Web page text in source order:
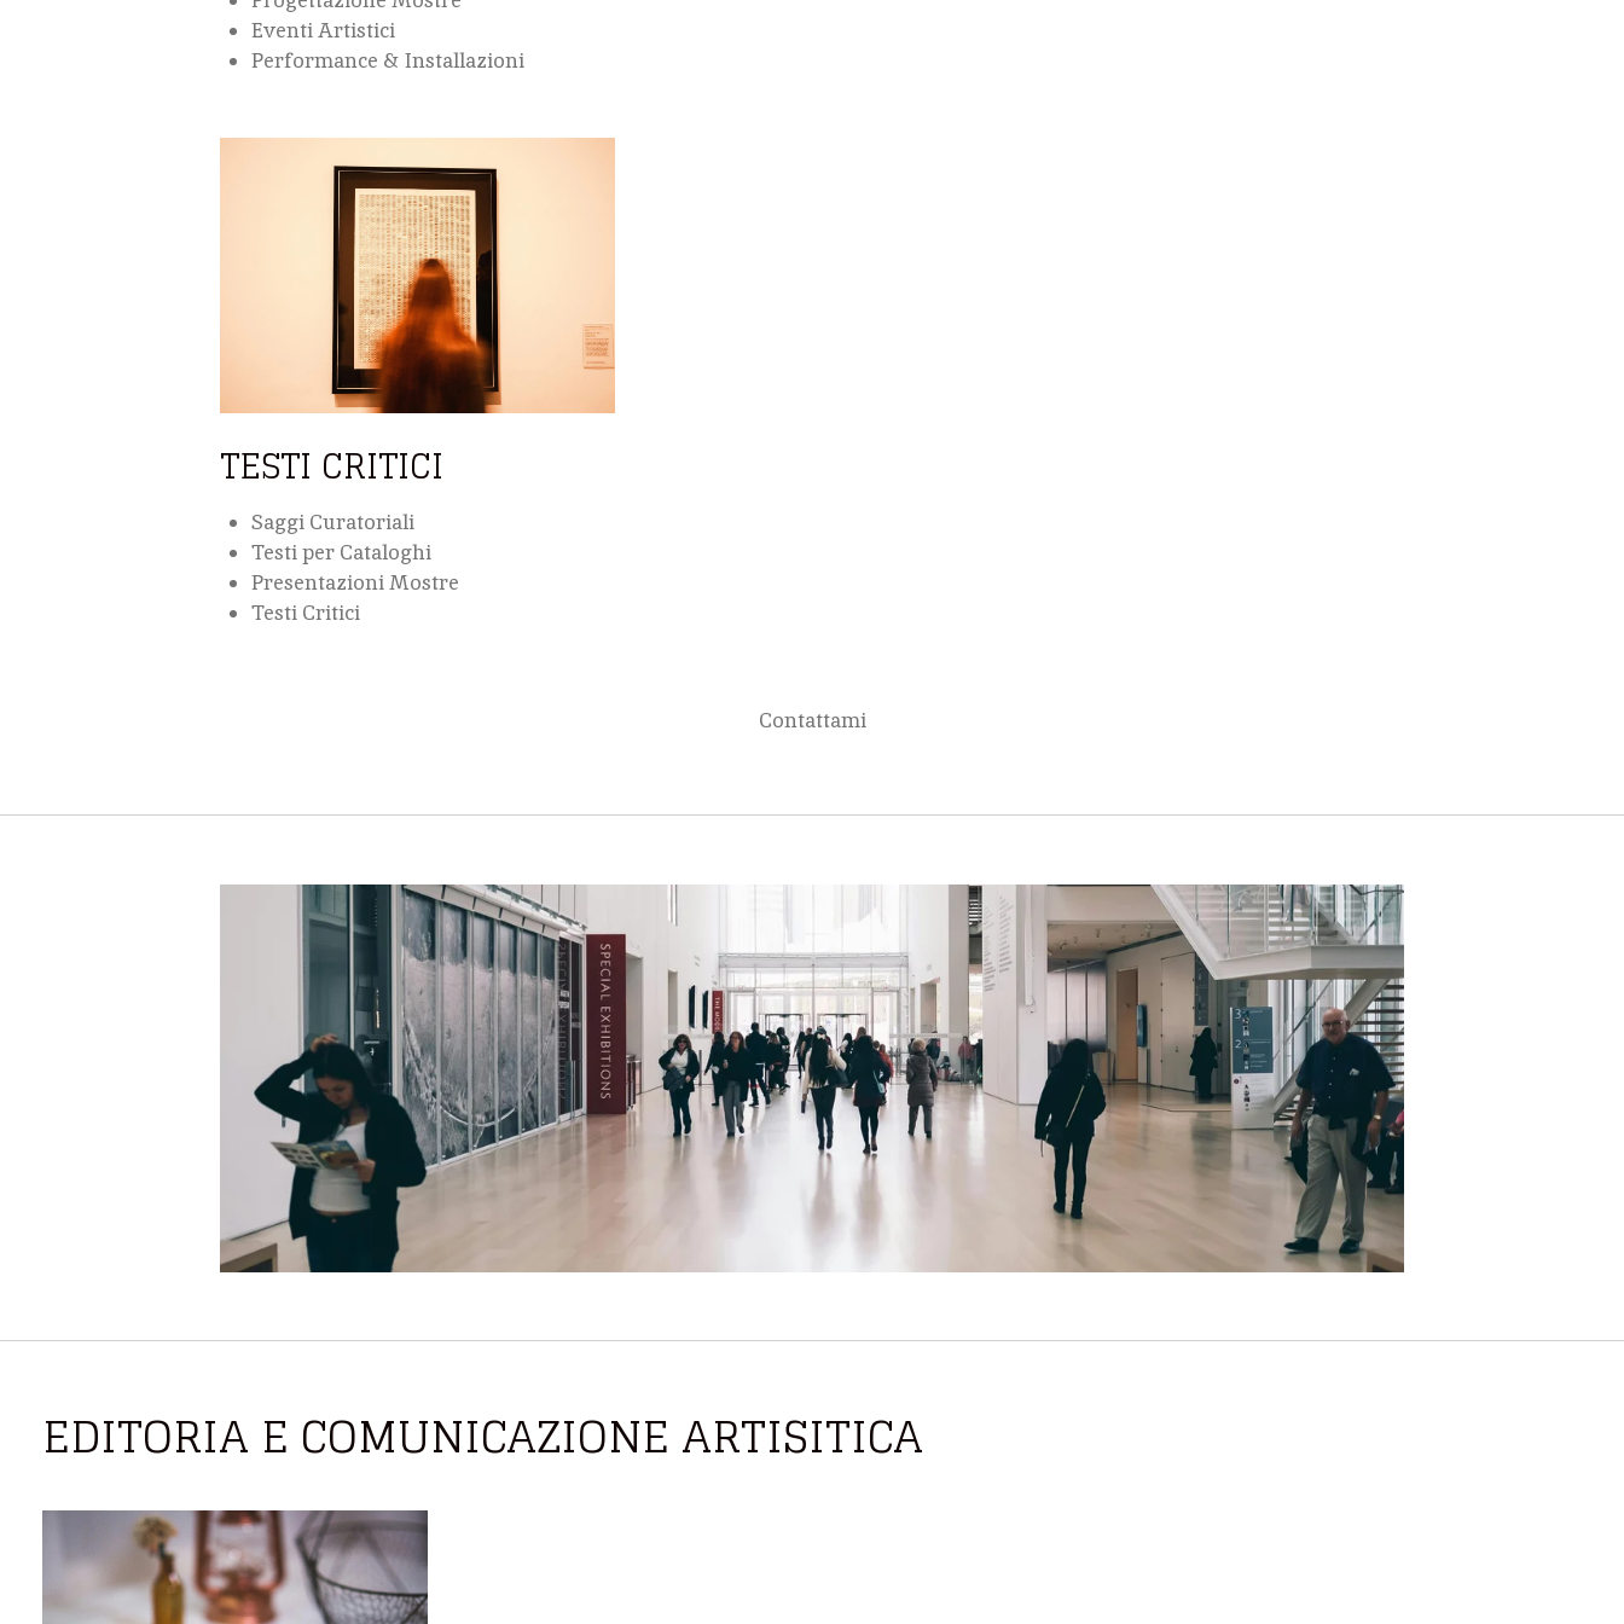
Eventi Artistici
Performance & Installazioni
TESTI CRITICI
Saggi Curatoriali
Testi per Cataloghi
Presentazioni Mostre
Testi Critici
Contattami
EDITORIA E COMUNICAZIONE ARTISITICA